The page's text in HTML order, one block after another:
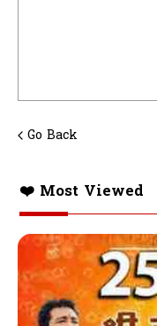
Go Back
❤️ Most Viewed